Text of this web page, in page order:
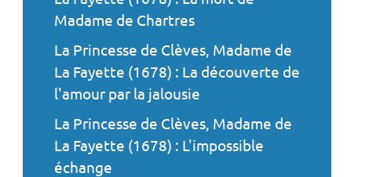
Madame de Chartres
La Princesse de Clèves, Madame de
La Fayette (1678) : La découverte de
l'amour par la jalousie
La Princesse de Clèves, Madame de
La Fayette (1678) : L'impossible
échange